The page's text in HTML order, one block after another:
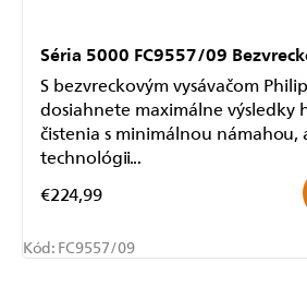
Séria 5000 FC9557/09
€224,99
S bezvreckovým vysávačom
dosiahnete maximálne výsledky
čistenia s minimálnou námahou,
technológii...
Kód: FC9557/09